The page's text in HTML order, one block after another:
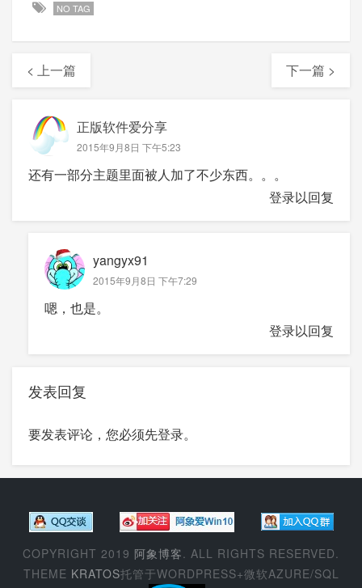
NO TAG
< 上一篇 下一篇 >
正版软件爱分享
2015年9月8日 下午5:23
还有一部分主题里面被人加了不少东西。。。
登录以回复
yangyx91
2015年9月8日 下午7:29
嗯，也是。
登录以回复
发表回复
要发表评论，您必须先登录。
COPYRIGHT 2019 阿象博客 . ALL RIGHTS RESERVED.
THEME KRATOS托管于WORDPRESS+微软AZURE/SQL